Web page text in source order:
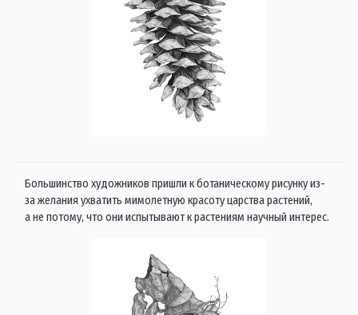
Большинство художников пришли к ботаническому рисунку из-
за желания ухватить мимолетную красоту царства растений,
а не потому, что они испытывают к растениям научный интерес.